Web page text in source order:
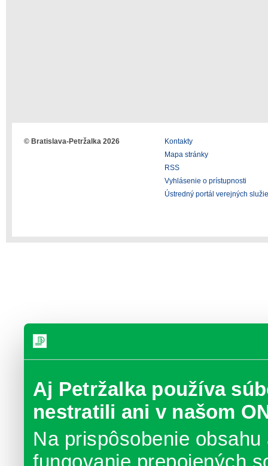
Aj Petržalka používa
nestratili ani v našom
Na prispôsobenie
© Bratislava-Petržalka 2026
Kontakty
Mapa stránky
RSS
Vyhlásenie o prístupnosti
Ústredný portál verejných